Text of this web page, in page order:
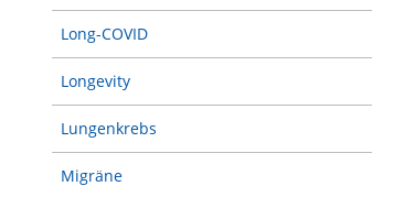
Long-COVID
Longevity
Lungenkrebs
Migräne